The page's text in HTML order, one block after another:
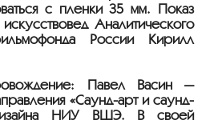
с пленки 35 мм. Показ
Аналитического
России Кирилл
Павел Васин —
«Саунд-арт и саунд-
НИУ ВШЭ. В своей